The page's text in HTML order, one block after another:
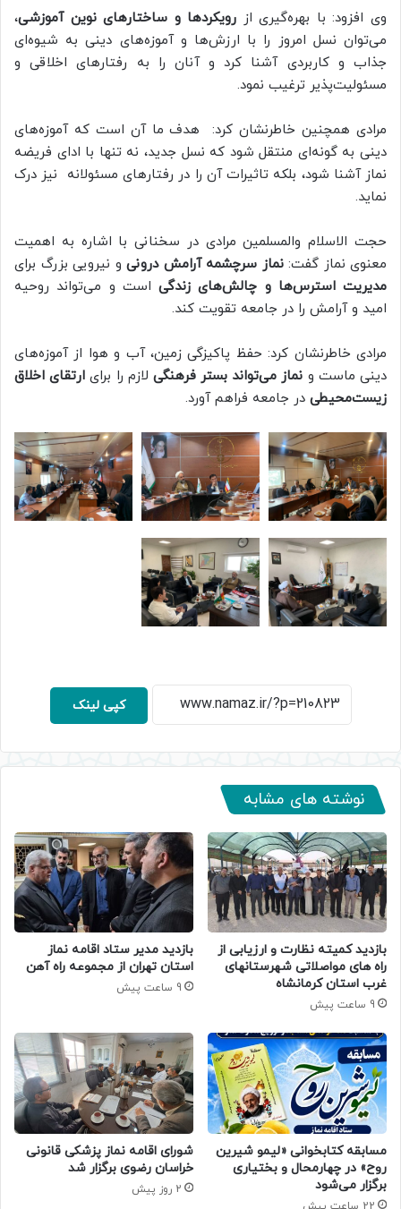
وی افزود: با بهره‌گیری از رویکردها و ساختارهای نوین آموزشی،
می‌توان نسل امروز را با ارزش‌ها و آموزه‌های دینی به شیوه‌ای
جذاب و کاربردی آشنا کرد و آنان را به رفتارهای اخلاقی و
مسئولیت‌پذیر ترغیب نمود.
مرادی همچنین خاطرنشان کرد: هدف ما آن است که آموزه‌های
دینی به گونه‌ای منتقل شود که نسل جدید، نه تنها با ادای فریضه
نماز آشنا شود، بلکه تاثیرات آن را در رفتارهای مسئولانه نیز درک
نماید.
حجت الاسلام والمسلمین مرادی در سخنانی با اشاره به اهمیت
معنوی نماز گفت:نماز سرچشمه آرامش درونی و نیرویی بزرگ برای
مدیریت استرس‌ها و چالش‌های زندگی است و می‌تواند روحیه
امید و آرامش را در جامعه تقویت کند.
مرادی خاطرنشان کرد: حفظ پاکیزگی زمین، آب و هوا از آموزه‌های
دینی ماست و نماز می‌تواند بستر فرهنگی لازم را برای ارتقای اخلاق
زیست‌محیطی در جامعه فراهم آورد.
کپی لینک
نوشته های مشابه
بازدید کمیته نظارت و ارزیابی از
راه های مواصلاتی شهرستانهای
غرب استان کرمانشاه
9 ساعت پیش
بازدید مدیر ستاد اقامه نماز
استان تهران از مجموعه راه آهن
9 ساعت پیش
مسابقه کتابخوانی «لیمو شیرین
روح» در چهارمحال و بختیاری
برگزار می‌شود
شورای اقامه نماز پزشکی قانونی
خراسان رضوی برگزار شد
2 روز پیش